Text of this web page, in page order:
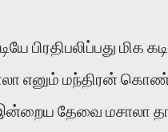
பிரதிபலிப்பது மிக
எனும் மந்திரன்
தேவை மசாலா